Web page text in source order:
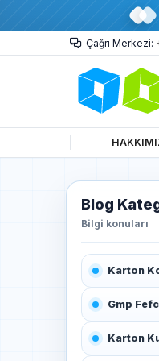
Çağrı Merkezi:
Blog
Karton
Gmp
Karton